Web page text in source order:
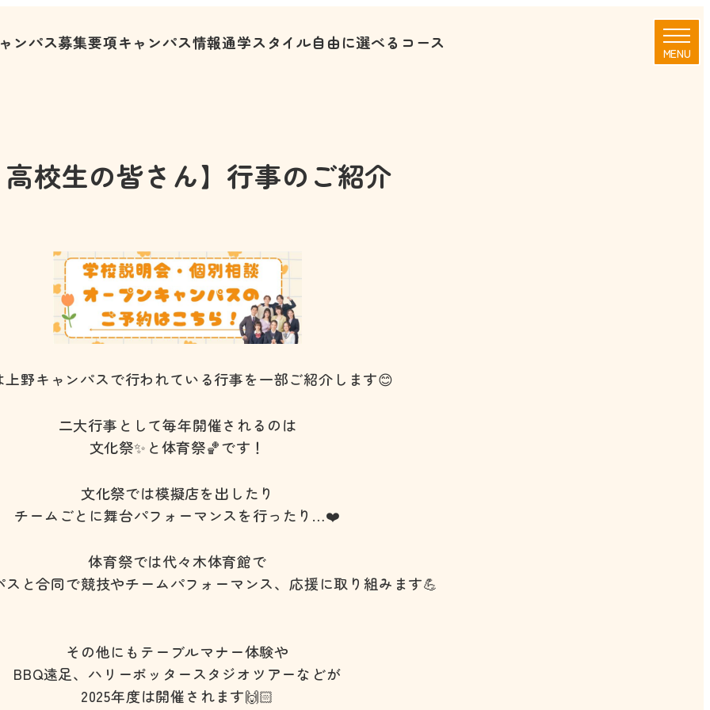
ンパス募集要項キャンパス情報通学スタイル自由に選べるコース
MENU
校生の皆さん】行事のご紹介
上野キャンパスで行われている行事を一部ご紹介します😊
二大行事として毎年開催されるのは
文化祭✨と体育祭🏀です！
文化祭では模擬店を出したり
チームごとに舞台パフォーマンスを行ったり…❤️
体育祭では代々木体育館で
スと合同で競技やチームパフォーマンス、応援に取り組みます💪
その他にもテーブルマナー体験や
BBQ遠足、ハリーポッタースタジオツアーなどが
2025年度は開催されます🙌🏻